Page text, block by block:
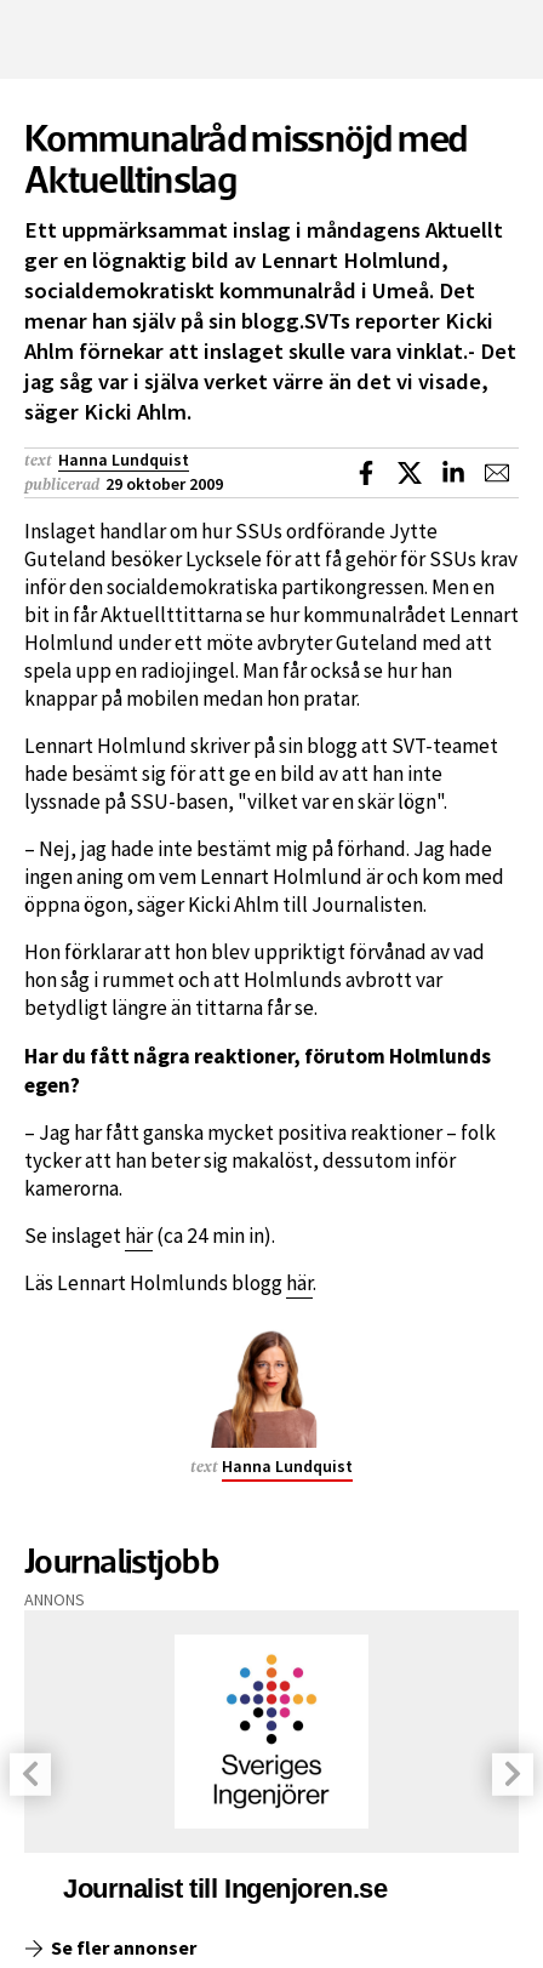
Kommunalråd missnöjd med
Aktuelltinslag
Ett uppmärksammat inslag i måndagens Aktuellt
ger en lögnaktig bild av Lennart Holmlund,
socialdemokratiskt kommunalråd i Umeå. Det
menar han själv på sin blogg.SVTs reporter Kicki
Ahlm förnekar att inslaget skulle vara vinklat.- Det
jag såg var i själva verket värre än det vi visade,
säger Kicki Ahlm.
text Hanna Lundquist
publicerad 29 oktober 2009
Dela på Facebook
Dela på XDela på
Inslaget handlar om hur SSUs ordförande Jytte
Guteland besöker Lycksele för att få gehör för SSUs krav
inför den socialdemokratiska partikongressen. Men en
bit in får Aktuellttittarna se hur kommunalrådet Lennart
Holmlund under ett möte avbryter Guteland med att
spela upp en radiojingel. Man får också se hur han
knappar på mobilen medan hon pratar.
Lennart Holmlund skriver på sin blogg att SVT-teamet
hade besämt sig för att ge en bild av att han inte
lyssnade på SSU-basen, "vilket var en skär lögn".
– Nej, jag hade inte bestämt mig på förhand. Jag hade
ingen aning om vem Lennart Holmlund är och kom med
öppna ögon, säger Kicki Ahlm till Journalisten.
Hon förklarar att hon blev uppriktigt förvånad av vad
hon såg i rummet och att Holmlunds avbrott var
betydligt längre än tittarna får se.
Har du fått några reaktioner, förutom Holmlunds
egen?
– Jag har fått ganska mycket positiva reaktioner – folk
tycker att han beter sig makalöst, dessutom inför
kamerorna.
Se inslagethär(ca 24 min in).
Läs Lennart Holmlunds blogghär.
text Hanna Lundquist
Journalistjobb
ANNONS
Journalist till Ingenjoren.se
Se fler annonser